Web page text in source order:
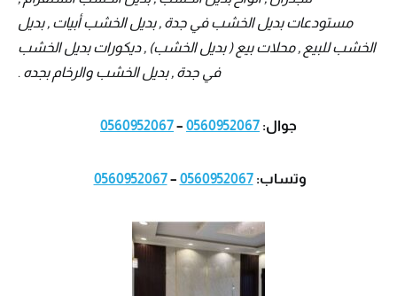
مستودعات بديل الخشب في جدة , بديل الخشب أبيات , بديل
الخشب للبيع , محلات بيع ( بديل الخشب) , ديكورات بديل الخشب
في جدة , بديل الخشب والرخام بجده .
جوال: 0560952067
–
0560952067
وتساب:0560952067
–
0560952067